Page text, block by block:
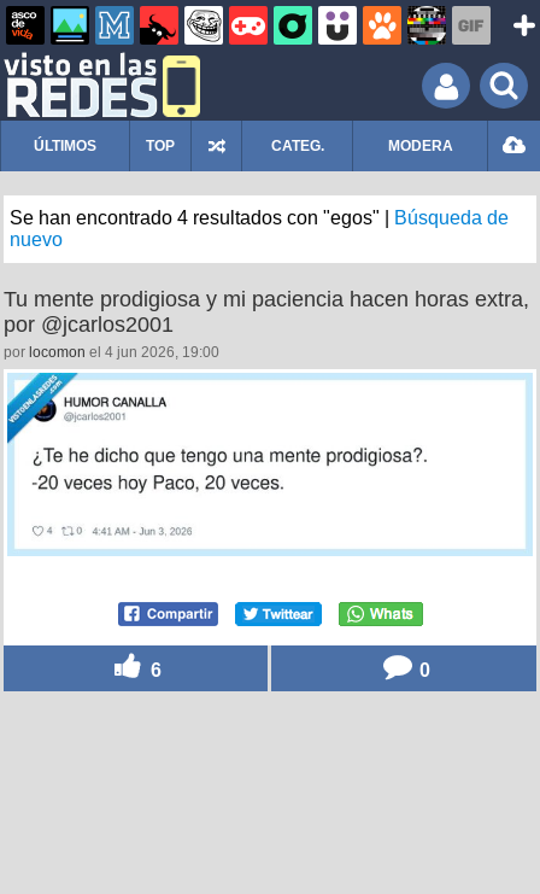
ÚLTIMOS TOP CATEG. MODERA
Se han encontrado 4 resultados con "egos" |
Búsqueda de
nuevo
Tu mente prodigiosa y mi paciencia hacen horas extra,
por @jcarlos2001
por locomon el 4 jun 2026, 19:00
6 0